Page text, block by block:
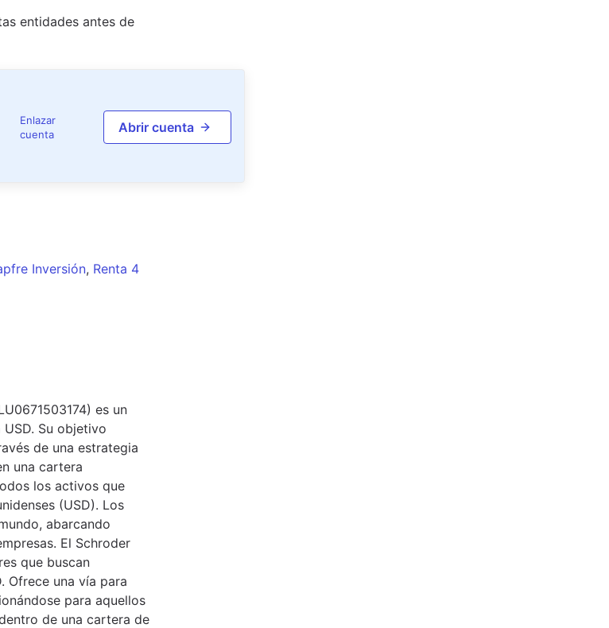
entidades antes de
Enlazar
cuenta
Abrir cuenta
Inversión, Renta 4
es un
Su objetivo
de una estrategia
una cartera
los activos que
(USD). Los
abarcando
El Schroder
que buscan
Ofrece una vía para
para aquellos
de una cartera de